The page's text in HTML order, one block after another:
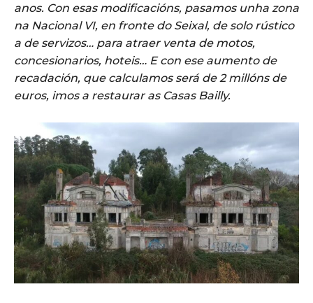
anos. Con esas modificacións, pasamos unha zona
na Nacional VI, en fronte do Seixal, de solo rústico
a de servizos… para atraer venta de motos,
concesionarios, hoteis… E con ese aumento de
recadación, que calculamos será de 2 millóns de
euros, imos a restaurar as Casas Bailly.